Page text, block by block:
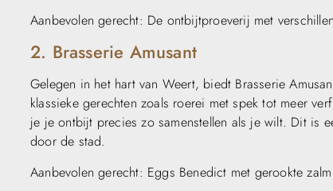
Aanbevolen gerecht: De ontbijtproeverij met
2. Brasserie Amusant
Gelegen in het hart van Weert, biedt Brasserie
klassieke gerechten zoals roerei met spek tot meer
je je ontbijt precies zo samenstellen als je wilt. Dit is
door de stad.
Aanbevolen gerecht: Eggs Benedict met gerookte